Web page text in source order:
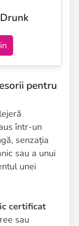
pentru
într-un
senzația
sau a unui
unei
certificat
sau